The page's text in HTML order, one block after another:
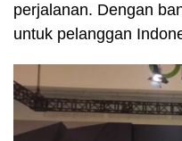
perjalanan. Dengan
untuk pelanggan